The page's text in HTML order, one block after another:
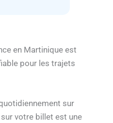
en Martinique est
pour les trajets
sur
votre billet est une